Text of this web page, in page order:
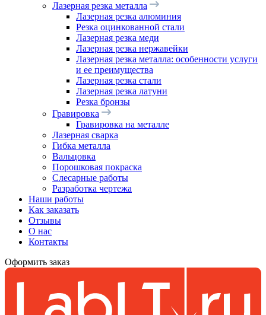
Лазерная резка металла
Лазерная резка алюминия
Резка оцинкованной стали
Лазерная резка меди
Лазерная резка нержавейки
Лазерная резка металла: особенности услуги
и ее преимущества
Лазерная резка стали
Лазерная резка латуни
Резка бронзы
Гравировка
Гравировка на металле
Лазерная сварка
Гибка металла
Вальцовка
Порошковая покраска
Слесарные работы
Разработка чертежа
Наши работы
Как заказать
Отзывы
О нас
Контакты
Оформить заказ